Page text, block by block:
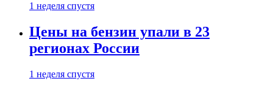
1 неделя спустя
Цены на бензин упали в 23
регионах России
1 неделя спустя